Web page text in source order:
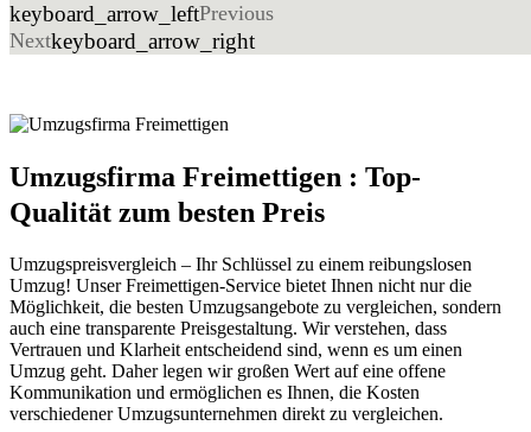
keyboard_arrow_leftPrevious
Nextkeyboard_arrow_right
Umzugsfirma Freimettigen : Top-
Qualität zum besten Preis
Umzugspreisvergleich – Ihr Schlüssel zu einem reibungslosen
Umzug! Unser Freimettigen-Service bietet Ihnen nicht nur die
Möglichkeit, die besten Umzugsangebote zu vergleichen, sondern
auch eine transparente Preisgestaltung. Wir verstehen, dass
Vertrauen und Klarheit entscheidend sind, wenn es um einen
Umzug geht. Daher legen wir großen Wert auf eine offene
Kommunikation und ermöglichen es Ihnen, die Kosten
verschiedener Umzugsunternehmen direkt zu vergleichen.